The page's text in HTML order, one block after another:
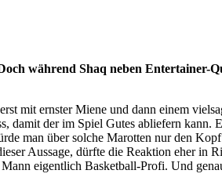
während Shaq neben Entertainer-
mit ernster Miene und dann einem
damit der im Spiel Gutes abliefern
man über solche Marotten nur den
Aussage, dürfte die Reaktion eher in
eigentlich Basketball-Profi. Und